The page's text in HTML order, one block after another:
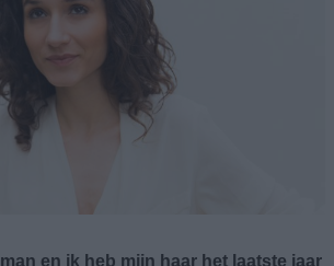
en ik heb mijn haar het laatste jaar